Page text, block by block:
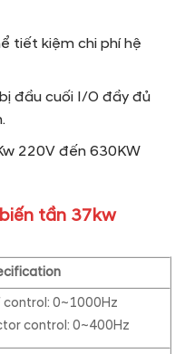
tiết kiệm chi phí hệ
đầu cuối I/O đầy đủ
220V đến 630KW
tần 37kw
control: 0~1000Hz
control: 0~400Hz